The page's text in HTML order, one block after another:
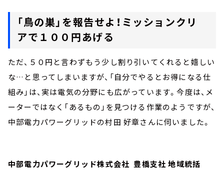
「鳥の巣」を報告せよ！ミッションクリ
アで１００円あげる
ただ、５０円と言わずもう少し割り引いてくれると嬉しい
な…と思ってしまいますが、「自分でやるとお得になる仕
組み」は、実は電気の分野にも広がっています。今度は、メ
ーターではなく「あるもの」を見つける作業のようですが、
中部電力パワーグリッドの村田 好章さんに伺いました。
中部電力パワーグリッド株式会社 豊橋支社 地域統括